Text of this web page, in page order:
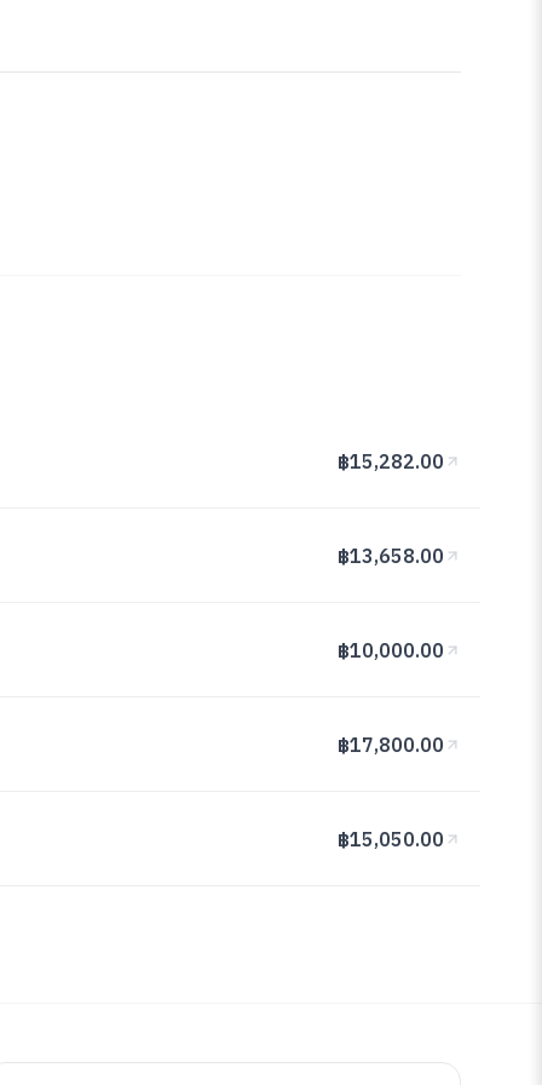
฿15,282.00
฿13,658.00
฿10,000.00
฿17,800.00
฿15,050.00